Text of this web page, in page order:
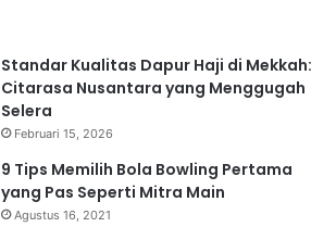
Standar Kualitas Dapur Haji di Mekkah:
Citarasa Nusantara yang Menggugah
Selera
Februari 15, 2026
9 Tips Memilih Bola Bowling Pertama
yang Pas Seperti Mitra Main
Agustus 16, 2021